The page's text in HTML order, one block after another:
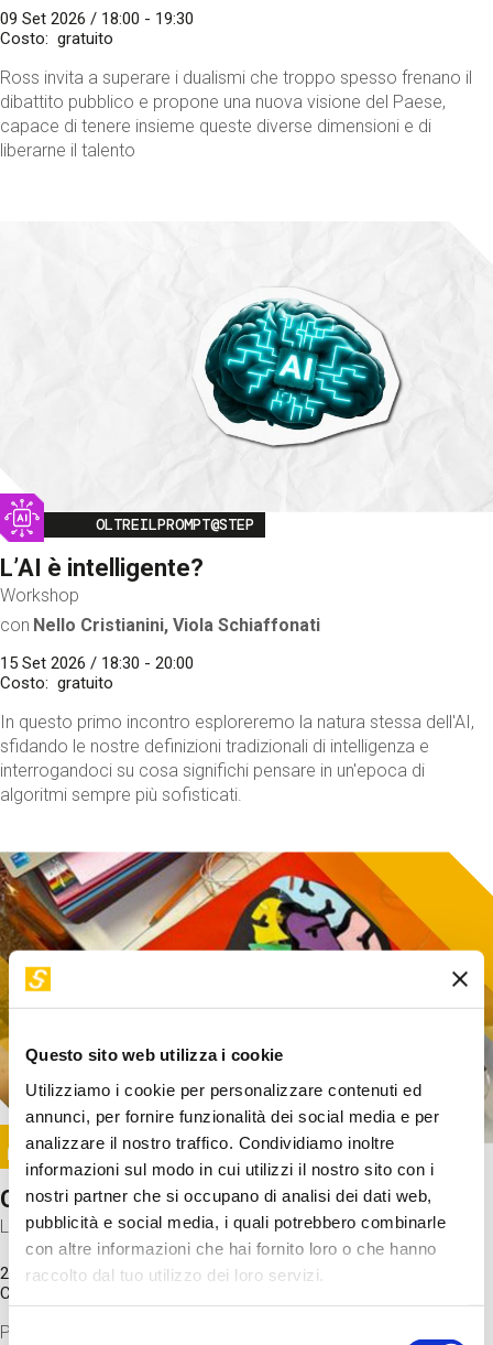
Questo sito web utilizza i cookie
Utilizziamo i cookie per personalizzare contenuti ed
annunci, per fornire funzionalità dei social media e per
analizzare il nostro traffico. Condividiamo inoltre
informazioni sul modo in cui utilizzi il nostro sito con i
nostri partner che si occupano di analisi dei dati web,
pubblicità e social media, i quali potrebbero combinarle
con altre informazioni che hai fornito loro o che hanno
raccolto dal tuo utilizzo dei loro servizi.
Selezione
09 Set 2026 / 18:00 - 19:30
Costo
gratuito
Ross invita a superare i dualismi che troppo spesso frenano il
dibattito pubblico e propone una nuova visione del Paese,
capace di tenere insieme queste diverse dimensioni e di
liberarne il talento
Image
OLTREILPROMPT@STEP
L’AI è intelligente?
Workshop
con Nello Cristianini, Viola Schiaffonati
15 Set 2026 / 18:30 - 20:00
Costo
gratuito
In questo primo incontro esploreremo la natura stessa dell'AI,
sfidando le nostre definizioni tradizionali di intelligenza e
interrogandoci su cosa significhi pensare in un'epoca di
algoritmi sempre più sofisticati.
Image
SUNDAY@STEP
Come funziona il cervello?
Laboratorio
20 Set 2026 / 11:15 - 13:00
Costo
Proveremo a costruire un cervello in cartoncino cercando di